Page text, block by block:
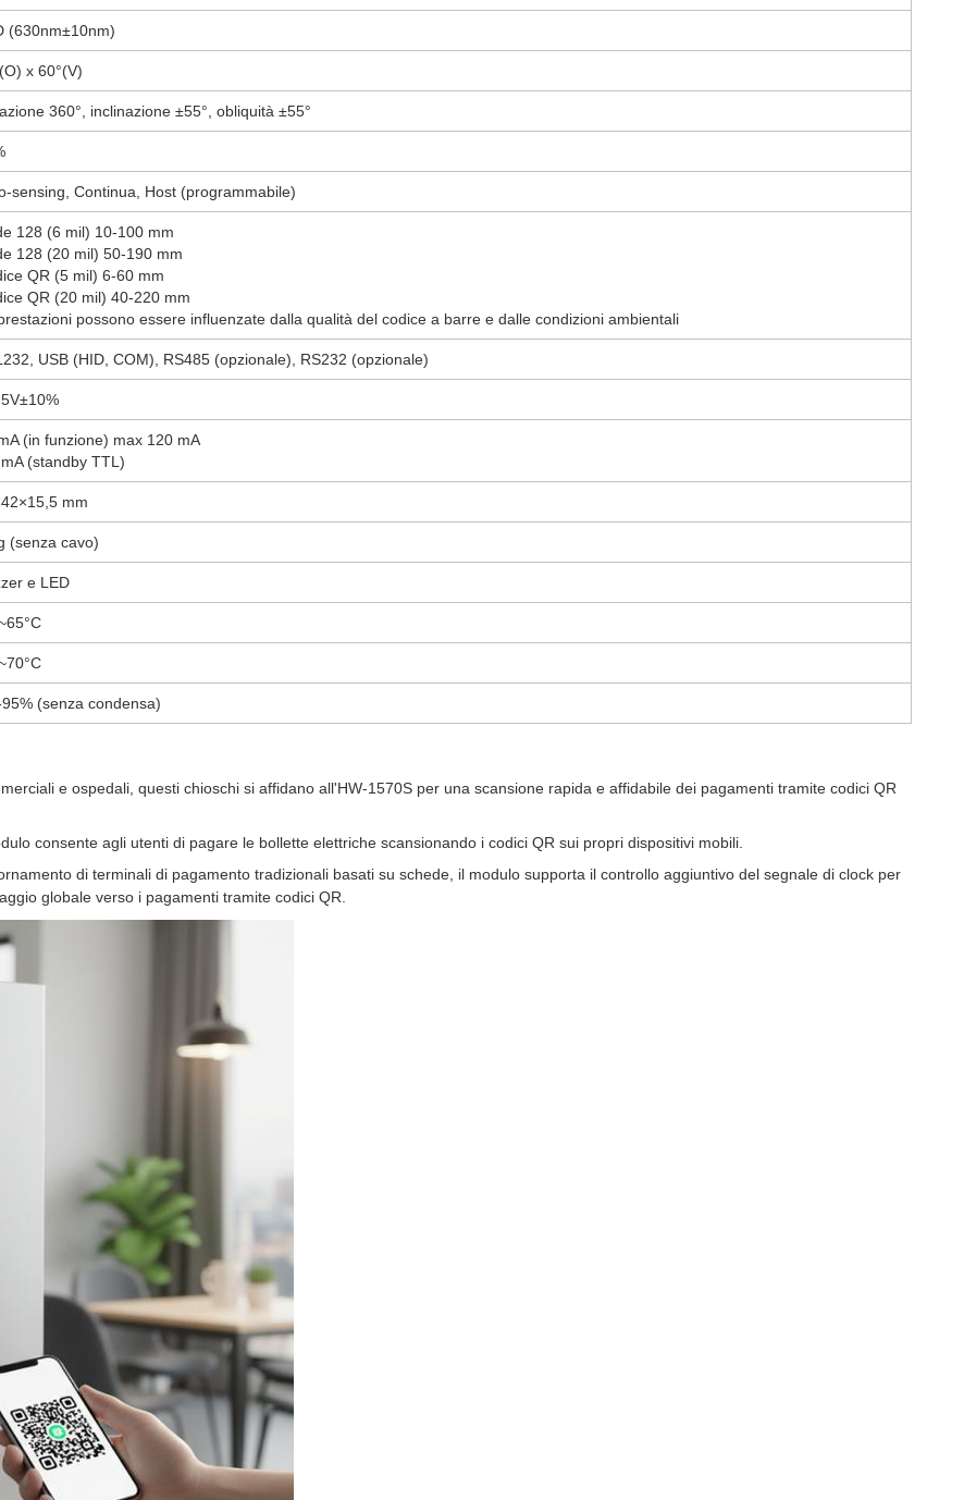
(630nm±10nm)
x 60°(V)
360°, inclinazione ±55°, obliquità ±55°
sensing, Continua, Host (programmabile)
128 (6 mil) 10-100 mm
128 (20 mil) 50-190 mm
QR (5 mil) 6-60 mm
QR (20 mil) 40-220 mm
possono essere influenzate dalla qualità del codice a barre e dalle condizioni ambientali
USB (HID, COM), RS485 (opzionale), RS232 (opzionale)
(in funzione) max 120 mA
(standby TTL)
mm
(senza cavo)
e LED
(senza condensa)
e ospedali, questi chioschi si affidano all'HW-1570S per una scansione rapida e affidabile dei pagamenti tramite codici QR
consente agli utenti di pagare le bollette elettriche scansionando i codici QR sui propri dispositivi mobili.
di terminali di pagamento tradizionali basati su schede, il modulo supporta il controllo aggiuntivo del segnale di clock per
globale verso i pagamenti tramite codici QR.